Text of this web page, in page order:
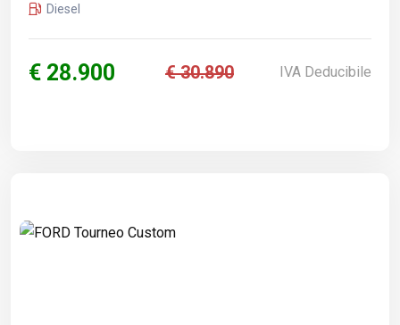
Diesel
€ 28.900 € 30.890 IVA Deducibile